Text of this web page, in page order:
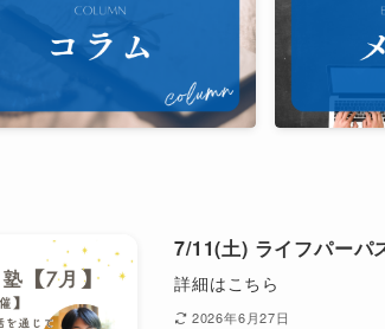
7/11(土) ライフパーパ
詳細はこちら
2026年6月27日